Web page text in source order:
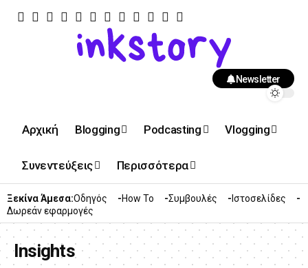
Newsletter
Αρχική Blogging Podcasting Vlogging
Συνεντεύξεις Περισσότερα
Ξεκίνα Άμεσα:Οδηγός How To Συμβουλές
Ιστοσελίδες
Δωρεάν εφαρμογές
Insights